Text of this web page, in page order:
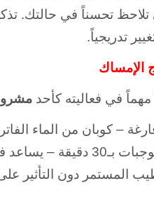
تحسناً في حالتك.
تدريجياً.
الإمساك
في فعاليته كأحد
– كوبان من الماء
حركة الأمعاء الطبيعية.
المستمر دون التأثير